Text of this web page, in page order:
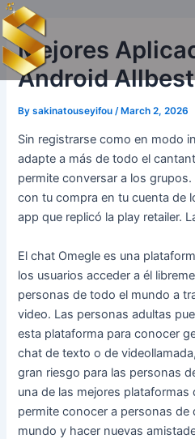
Skip
to
content
Mejores
Android
Bysakinatouseyifou /March 2, 2026
Sin registrarse como en modo
adapte a más de todo el
permite conversar a los
con tu compra en tu cuenta de
app que replicó la play retailer.
El chat Omegle es una
los usuarios acceder a él
personas de todo el mundo a
video. Las personas adultas
esta plataforma para conocer
chat de texto o de
gran riesgo para las personas
una de las mejores
permite conocer a personas de
mundo y hacer nuevas
Post
navigation